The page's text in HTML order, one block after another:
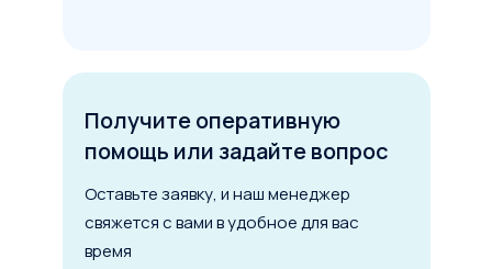
Получите оперативную
помощь или задайте вопрос
Оставьте заявку, и наш менеджер
свяжется с вами в удобное для вас
время
лизинга
5 лет
взнос